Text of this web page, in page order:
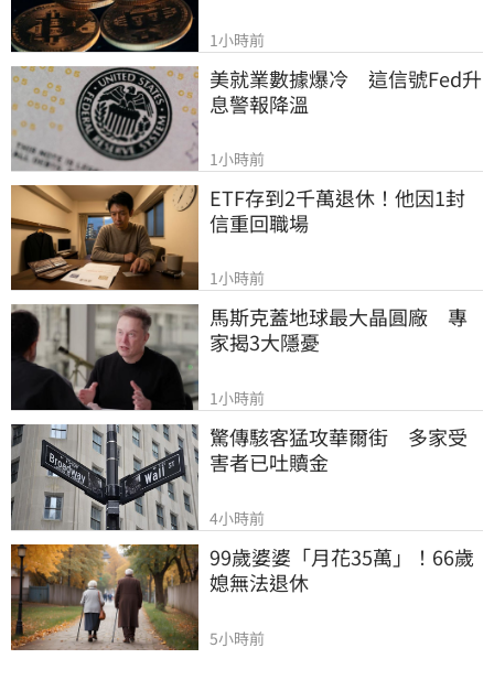
1小時前
美就業數據爆冷　這信號Fed升
息警報降溫
1小時前
ETF存到2千萬退休！他因1封
信重回職場
1小時前
馬斯克蓋地球最大晶圓廠　專
家揭3大隱憂
1小時前
驚傳駭客猛攻華爾街　多家受
害者已吐贖金
4小時前
99歲婆婆「月花35萬」！66歲
媳無法退休
5小時前